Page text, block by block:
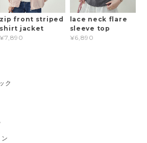
zip front striped
shirt jacket
¥7,890
lace neck flare
sleeve top
¥6,890
ク